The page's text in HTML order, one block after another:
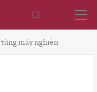
tùng máy nghiền